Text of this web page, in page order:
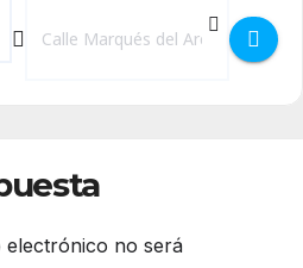
- Presentación - Mari Trini.
Destination Address -
no será